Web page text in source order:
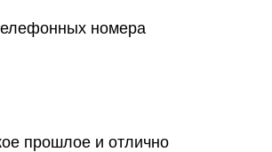
номера
прошлое и отлично